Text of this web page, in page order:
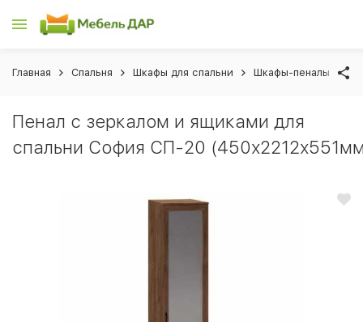
Главная Спальня Шкафы для спальни Шкафы-пеналы для
Пенал с зеркалом и ящиками для
спальни София СП-20